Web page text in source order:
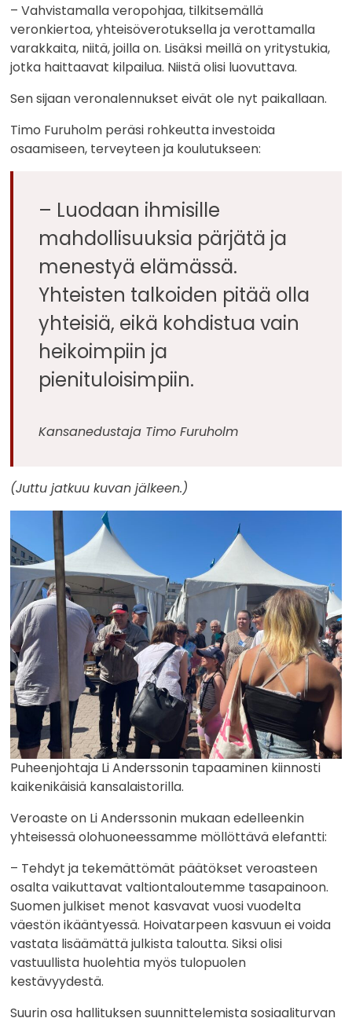
– Vahvistamalla veropohjaa, tilkitsemällä
veronkiertoa, yhteisöverotuksella ja verottamalla
varakkaita, niitä, joilla on. Lisäksi meillä on yritystukia,
jotka haittaavat kilpailua. Niistä olisi luovuttava.
Sen sijaan veronalennukset eivät ole nyt paikallaan.
Timo Furuholm peräsi rohkeutta investoida
osaamiseen, terveyteen ja koulutukseen:
– Luodaan ihmisille
mahdollisuuksia pärjätä ja
menestyä elämässä.
Yhteisten talkoiden pitää olla
yhteisiä, eikä kohdistua vain
heikoimpiin ja
pienituloisimpiin.
Kansanedustaja Timo Furuholm
(Juttu jatkuu kuvan jälkeen.)
Puheenjohtaja Li Anderssonin tapaaminen kiinnosti
kaikenikäisiä kansalaistorilla.
Veroaste on Li Anderssonin mukaan edelleenkin
yhteisessä olohuoneessamme möllöttävä elefantti:
– Tehdyt ja tekemättömät päätökset veroasteen
osalta vaikuttavat valtiontaloutemme tasapainoon.
Suomen julkiset menot kasvavat vuosi vuodelta
väestön ikääntyessä. Hoivatarpeen kasvuun ei voida
vastata lisäämättä julkista taloutta. Siksi olisi
vastuullista huolehtia myös tulopuolen
kestävyydestä.
Suurin osa hallituksen suunnittelemista sosiaaliturvan